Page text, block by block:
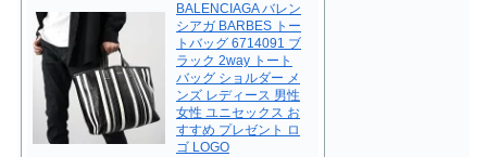
BALENCIAGA バレン
シアガ BARBES トー
トバッグ 6714091 ブ
ラック 2way トート
バッグ ショルダー メ
ンズ レディース 男性
女性 ユニセックス お
すすめ プレゼント ロ
ゴ LOGO